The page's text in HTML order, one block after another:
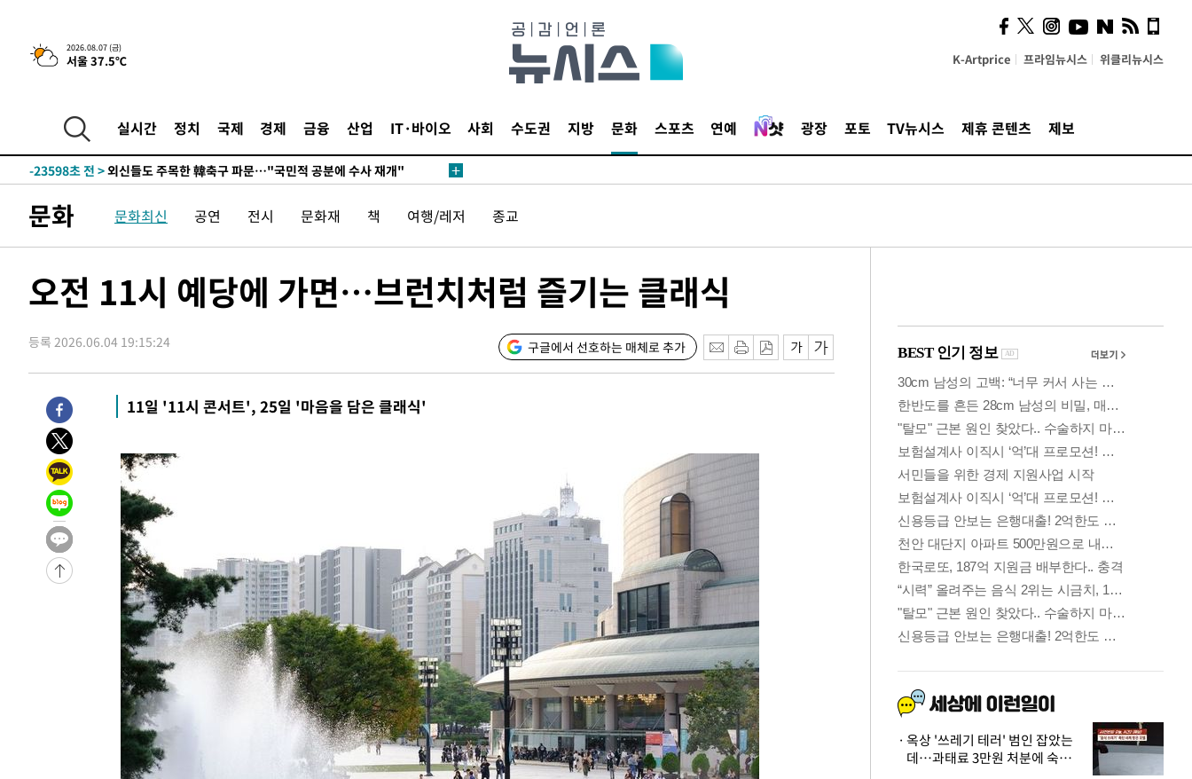
2026.08.07 (금)
서울 37.5℃ K-Artprice 프라임뉴시스 위클리뉴시스
실시간 정치 국제 경제 금융 산업 IT·바이오 사회 수도권 지방 문화 스포츠 연예 광장 포토 TV뉴시스 제휴 콘텐츠 제보
-27813초 전 >[속보]코스닥, 2.86포인트(0.36%) 내린 798.81마감
-27766초 전 > [속보]코스피, 6200선 약보합…0.60% 내린 6258.77에 마쳐
-27635초 전 >
[속보] 노원서 40.1도 관측…서울, 2018년 이후 첫 40도
-24725초 전 >
-23598초 전 > 외신들도 주목한 韓축구 파문…"국민적 공분에 수사 재개"
-22591초 전 >
[속보]규제합리화위원회 부위원장에 김태유 서울대 공대 교수…이
-18949초 전 >[속보]국힘 윤리위, '돌려차기 발언' 진종오·서범수 징계 절차 개시
25.3%↑
-11434초 전 >
[속보]'채상병 순직 책임' 임성근, 항소심도 징역 3년
-7900초 전 >민주 콩고 에볼라환자 4천명 돌파, 4053명 발생 1850명 사망
"미 전국적 살모네라 식중독 원인은 멕시코산 할라피뇨"-- CDC
-4857초 전 >
[속보]경찰·노동부, HL만도 평택사업장 끼임 사망 관련 압수수색
-4738초 전 >
압수수색
-31991초 전 >
SK하이닉스, 용인·청주 팹에 54조 투자…"AI 메모리 수요 선제 대
-28847초 전 >
여자배구 이재영·이다영 자매, 아제르바이잔 투란VC 입단
-28100초 전 >
외국인 심판 성 접대 7경기 들여다보니…한국 축구 '5승 2무'
-27834초 전 >
[속보]코스닥, 2.86포인트(0.36%) 내린 798.81마감
-27787초 전 >
[속보]코스피, 6200선 약보합…0.60% 내린 6258.77에 마쳐
[속보]원·달러 환율, 7.7원 내린 1416.1원 마감
[속보] 노원서 40.1도 관측…서울, 2018년 이후 첫 40도
[속보]종합특검, '계엄 수용공간 확보' 신용해 前교정본부장 기소
외신들도 주목한 韓축구 파문…"국민적 공분에 수사 재개"
11시간 압수수색에 성접대 파문까지…'쑥대밭' 된 축구협회
[속보]규제합리화위원회 부위원장에 김태유 서울대 공대 교수…이
[속보]국힘 윤리위, '돌려차기 발언' 진종오·서범수 징계 절차 개시
[속보] 7월 중국 수출 23.9%↑ 수입 27.5%↑…무역총액
문화 문화최신 공연 전시 문화재 책 여행/레저 종교
오전 11시 예당에 가면…브런치처럼 즐기는 클래식
등록 2026.06.04 19:15:24 구글에서 선호하는 매체로 추가
11일 '11시 콘서트', 25일 '마음을 담은 클래식'
시, 스마트폰 액세서리에
NFC 더했다
옥상 '쓰레기 테러' 범인 잡았는
데…과태료 3만원 처분에 숙박업